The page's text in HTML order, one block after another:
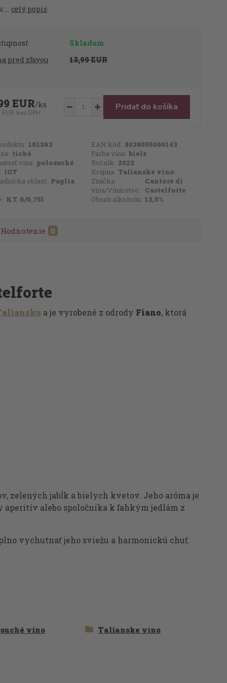
celý popis
Skladom
pred zľavou
13,99 EUR
EUR/ks
bez DPH
Pridať do košíka
101362 EAN kód: 8028055000143
tiché Farba vína: biele
vína: polosuché Ročník: 2022
IGT Krajina: Talianske víno
oblasť: Puglia
Značka
vína/Vinárstvo:
Cantore di
Castelforte
KT. 6/0,75l Obsah alkoholu: 13,5%
Hodnotenie 0
a je vyrobené z odrody Fiano, ktorá
zelených jabĺk a bielych kvetov. Jeho aróma je
aperitív alebo spoločníka k ľahkým jedlám z
vychutnať jeho sviežu a harmonickú chuť.
víno Talianske víno